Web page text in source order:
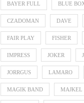
BAYER FULL BLUE
CZADOMAN DAVE
FAIR PLAY FISHER
IMPRESS JOKER
JORRGUS LAMARO
MAGIK BAND MAJKEL